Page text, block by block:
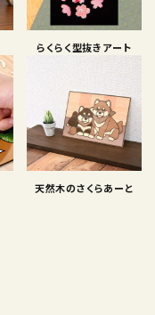
らくらく型抜きアート
天然木のさくらあーと